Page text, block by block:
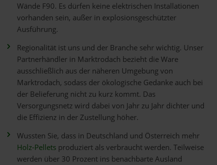
Wände F90. Es dürfen keine elektrischen Installationen
vorhanden sein, außer in explosionsgeschützter
Ausführung.
Regionalität ist uns und der Branche sehr wichtig. Unser
Partnerhändler in Marktrodach bezieht die Ware
ausschließlich aus der näheren Umgebung von
Marktrodach, sodass der ökologische Gedanke auch bei
der Belieferung nicht zu kurz kommt. Das
Versorgungsnetz wird dabei von Jahr zu Jahr dichter und
die Effizienz in der Zustellung höher.
Wussten Sie, dass in Deutschland und Österreich mehr
Holz-Pellets produziert als verbraucht werden. Teilweise
werden über 30 Prozent ins benachbarte Ausland